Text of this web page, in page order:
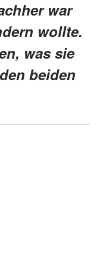
war
wollte.
was sie
beiden